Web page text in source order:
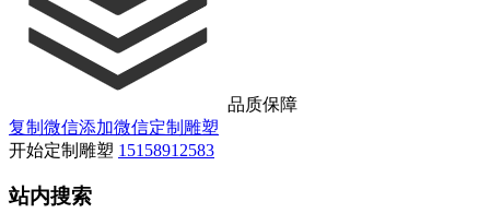
品质保障
复制微信添加微信定制雕塑
开始定制雕塑 15158912583
站内搜索